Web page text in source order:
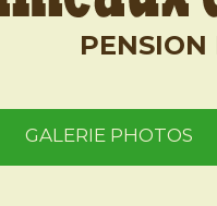
PENSION
GALERIE PHOTOS